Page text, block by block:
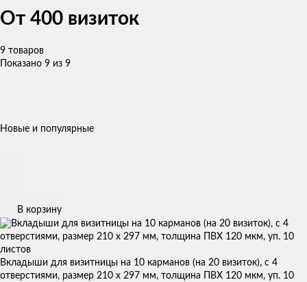
От 400 визиток
9 товаров
Показано 9 из 9
Новые и популярные
В корзину
Вкладыши для визитницы на 10 карманов (на 20 визиток), с 4
отверстиями, размер 210 х 297 мм, толщина ПВХ 120 мкм, уп. 10